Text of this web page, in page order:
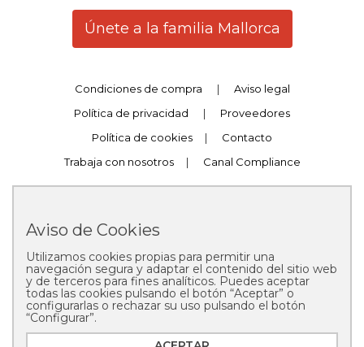
Únete a la familia Mallorca
Condiciones de compra |
Aviso legal
Política de privacidad
|
Proveedores
Política de cookies
|
Contacto
Trabaja con nosotros
| Canal Compliance
Copyright © 2025 Pastelería Mallorca
Aviso de Cookies
Utilizamos cookies propias para permitir una
navegación segura y adaptar el contenido del sitio web
y de terceros para fines analíticos. Puedes aceptar
todas las cookies pulsando el botón “Aceptar” o
configurarlas o rechazar su uso pulsando el botón
“Configurar”.